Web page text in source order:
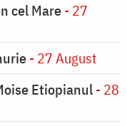
cel Mare- 27
- 27 August
Etiopianul- 28